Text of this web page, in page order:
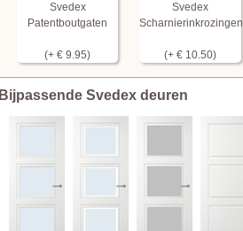
Svedex
Patentboutgaten
(+ € 9.95)
Svedex
Scharnierinkrozingen
(+ € 10.50)
Bijpassende Svedex deuren